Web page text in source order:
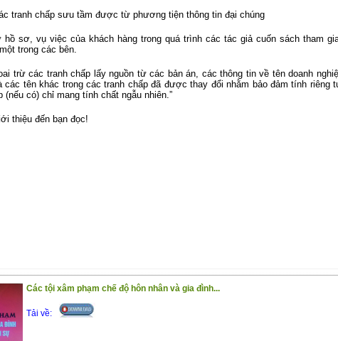
tranh chấp sưu tầm được từ phương tiện thông tin đại chúng
sơ, vụ việc của khách hàng trong quá trình các tác giả cuốn sách tham
trong các bên.
trừ các tranh chấp lấy nguồn từ các bản án, các thông tin về tên doanh
các tên khác trong các tranh chấp đã được thay đổi nhằm bảo đảm tính riêng
(nếu có) chỉ mang tính chất ngẫu nhiên.”
thiệu đến bạn đọc!
Các tội xâm phạm chế độ hôn nhân và gia đình...
Tải về: